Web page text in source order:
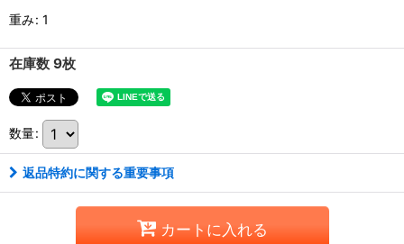
重み: 1
在庫数 9枚
数量:
返品特約に関する重要事項
カートに入れる